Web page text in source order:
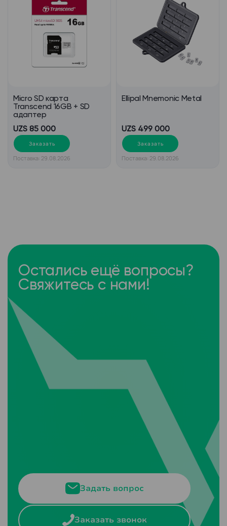
Micro SD карта
Transcend 16GB + SD
адаптер
UZS 85 000
Заказать
Поставка: 29.08.2026
Ellipal Mnemonic Metal
UZS 499 000
Заказать
Поставка: 29.08.2026
Остались ещё вопросы?
Свяжитесь с нами!
Задать вопрос
Заказать звонок